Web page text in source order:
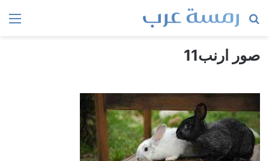
بحث
صور ارنب11